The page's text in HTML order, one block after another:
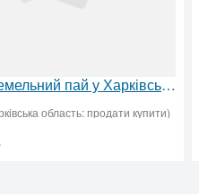
Продам земельний пай у Харківській області
область: продати купити)